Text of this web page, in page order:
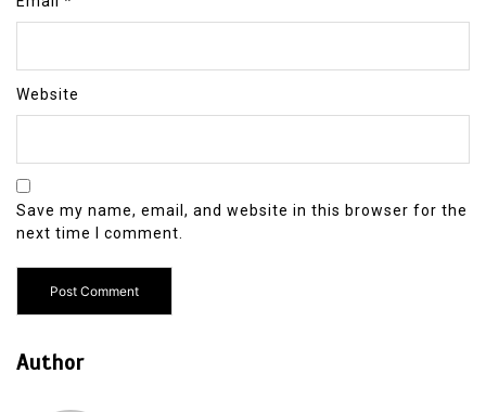
Website
Save my name, email, and website in this browser for the
next time I comment.
Author